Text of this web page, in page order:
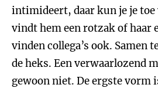
intimideert, daar kun je je toe
vindt hem een rotzak of haar
vinden collega’s ook. Samen
de heks. Een verwaarlozend
gewoon niet. De ergste vorm